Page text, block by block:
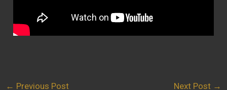
← Previous Post Next Post →